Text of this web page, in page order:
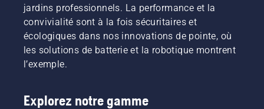
jardins professionnels. La performance et la
convivialité sont à la fois sécuritaires et
écologiques dans nos innovations de pointe, où
les solutions de batterie et la robotique montrent
l’exemple.
Explorez notre gamme